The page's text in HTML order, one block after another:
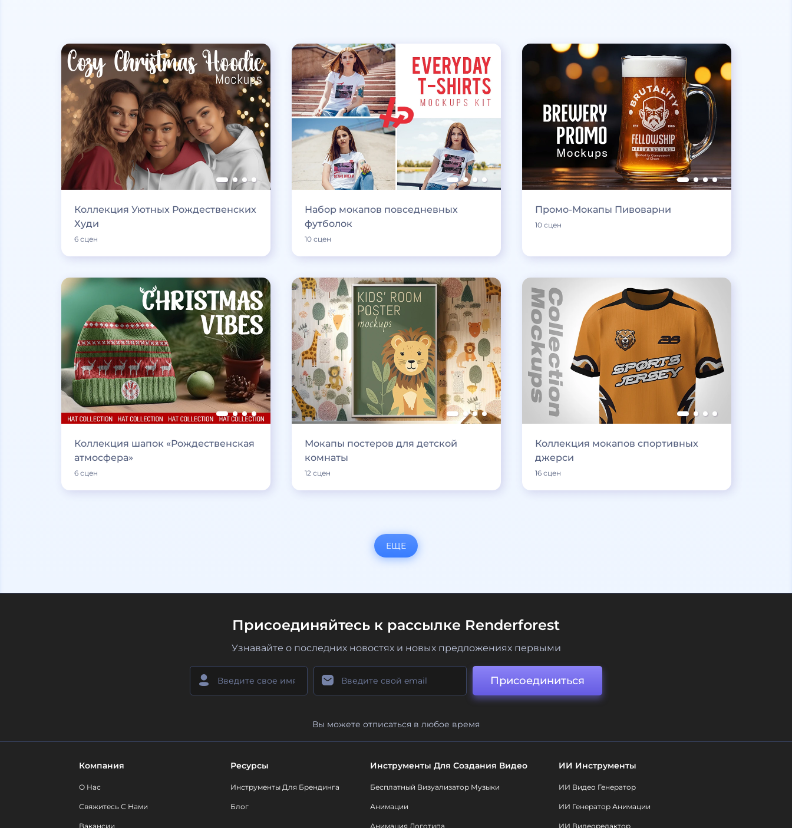
Коллекция Уютных Рождественских
Худи
6 сцен
Набор мокапов повседневных
футболок
10 сцен
Промо-Мокапы Пивоварни
10 сцен
Коллекция шапок «Рождественская
атмосфера»
6 сцен
Мокапы постеров для детской
комнаты
12 сцен
Коллекция мокапов спортивных
джерси
16 сцен
ЕЩЕ
Присоединяйтесь к рассылке Renderforest
Узнавайте о последних новостях и новых предложениях первыми
Присоединиться
Вы можете отписаться в любое время
Компания
О Нас
Свяжитесь С Нами
Вакансии
Ресурсы
Инструменты Для Брендинга
Блог
Инструменты Для Создания Видео
Бесплатный Визуализатор Музыки
Анимации
Анимация Логотипа
ИИ Инструменты
ИИ Видео Генератор
ИИ Генератор Анимации
ИИ Видеоредактор